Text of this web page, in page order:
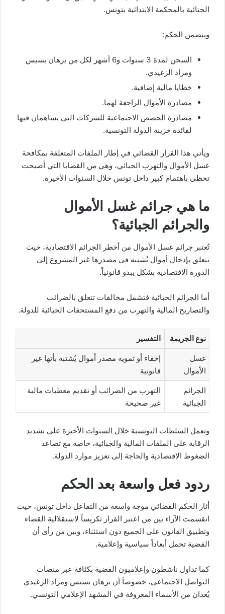
الجنائية بالمحكمة الابتدائية بتونس.
ويتضمن الحكم:
السجن لمدة 3 سنوات و6 أشهر لكل من برهان بسيس
ومراد الزغيدي.
خطايا مالية إضافية.
مصادرة الأموال الراجعة لهما.
مصادرة الحصص الاجتماعية للشركات التي يساهمان فيها
لفائدة خزينة الدولة التونسية.
ويأتي هذا القرار القضائي في إطار الملفات المتعلقة بمكافحة
غسل الأموال والتهرب الجبائي، وهي من القضايا التي أصبحت
تحظى باهتمام كبير داخل تونس خلال السنوات الأخيرة.
ما هي جرائم غسل الأموال
والجرائم الجبائية؟
تُعتبر جرائم غسل الأموال من أخطر الجرائم الاقتصادية، حيث
تتعلق بإدخال أموال يُشتبه في مصدرها غير المشروع إلى
الدورة الاقتصادية بشكل يبدو قانونياً.
أما الجرائم الجبائية فتشمل مخالفات تتعلق بالضرائب
والتصاريح المالية والتهرب من دفع المستحقات الجبائية للدولة.
نوع الجريمة التفسير
غسل
الأموال
إخفاء أو تمويه مصدر أموال يُشتبه بأنها غير
قانونية
الجرائم
الجبائية
التهرب من الضرائب أو تقديم معطيات مالية
غير صحيحة
وتعمل السلطات التونسية خلال السنوات الأخيرة على تشديد
الرقابة على الملفات المالية والجبائية، خاصة مع تصاعد
الضغوط الاقتصادية والحاجة إلى تعزيز موارد الدولة.
ردود فعل واسعة بعد الحكم
أثار الحكم القضائي موجة واسعة من التفاعل داخل تونس، حيث
انقسمت الآراء بين من اعتبر القرار تكريساً لاستقلالية القضاء
وتطبيق القانون على الجميع دون استثناء، وبين من رأى أن
القضية تحمل أبعاداً سياسية وإعلامية.
كما تداول ناشطون وإعلاميون القضية بكثافة عبر منصات
التواصل الاجتماعي، خصوصاً أن برهان بسيس ومراد الزغيدي
يُعدان من الأسماء المعروفة في المشهد الإعلامي التونسي.